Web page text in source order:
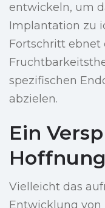
entwickeln, um
Implantation zu
Fortschritt ebnet
spezifischen
abzielen.
Ein
Hoffnung
Vielleicht das
Entwicklung von